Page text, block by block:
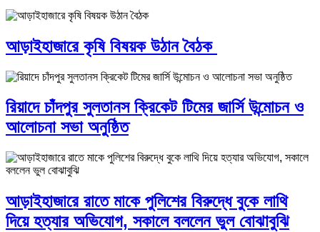
আড়াইহাজারে কৃষি বিষয়ক উঠান বৈঠক
রিয়াদে চাঁদপুর সুলতানস ক্রিকেট টিমের জার্সি উন্মোচন ও
আলোচনা সভা অনুষ্ঠিত
আড়াইহাজারে রাতে মাকে পুলিশের বিরুদ্ধে বুকে লাথি
দিয়ে হত্যার অভিযোগ, সকালে বললেন ভুল বোঝাবুঝি